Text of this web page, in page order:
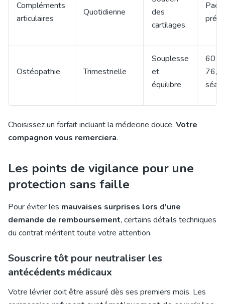
Compléments
articulaires
Quotidienne
des
cartilages
Pack
Ostéopathie Trimestrielle
Souplesse
et
équilibre
60 €
Choisissez un forfait incluant la médecine douce. Votre
compagnon vous remerciera.
Les points de vigilance pour une
protection sans faille
Pour éviter les mauvaises surprises lors d'une
demande de remboursement, certains détails techniques
du contrat méritent toute votre attention.
Souscrire tôt pour neutraliser les
antécédents médicaux
Votre lévrier doit être assuré dès ses premiers mois. Les